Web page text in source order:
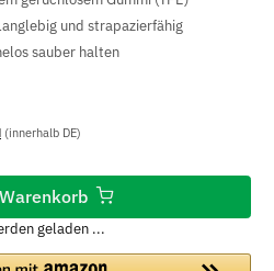
und strapazierfähig
sauber halten
(innerhalb DE)
geladen ...